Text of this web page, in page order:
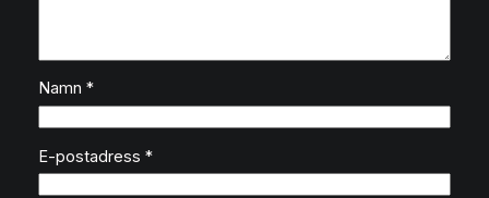
Namn *
E-postadress *